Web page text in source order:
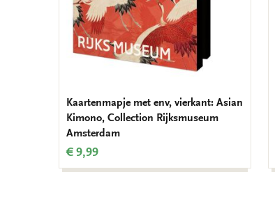
Kaartenmapje met env, vierkant: Asian
Kimono, Collection Rijksmuseum
Amsterdam
€ 9,99